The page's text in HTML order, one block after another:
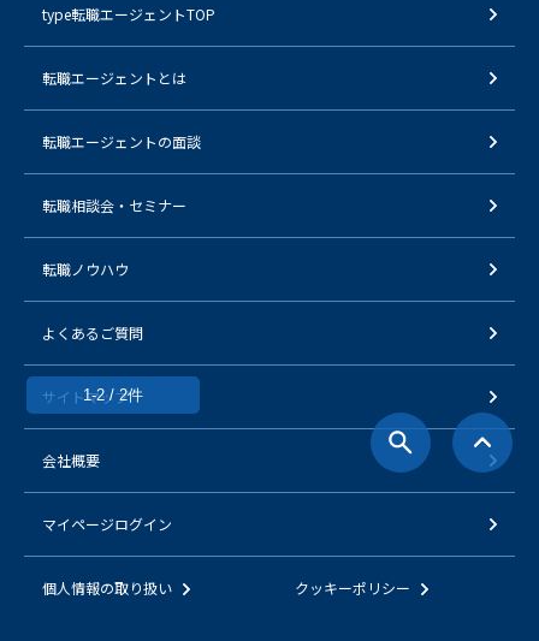
1-2 / 2件
type転職エージェントTOP
転職エージェントとは
転職エージェントの面談
転職相談会・セミナー
転職ノウハウ
よくあるご質問
サイトマップ
会社概要
マイページログイン
個人情報の取り扱い クッキーポリシー